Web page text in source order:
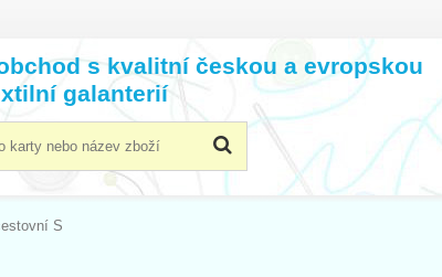
s kvalitní českou a evropskou
galanterií
S